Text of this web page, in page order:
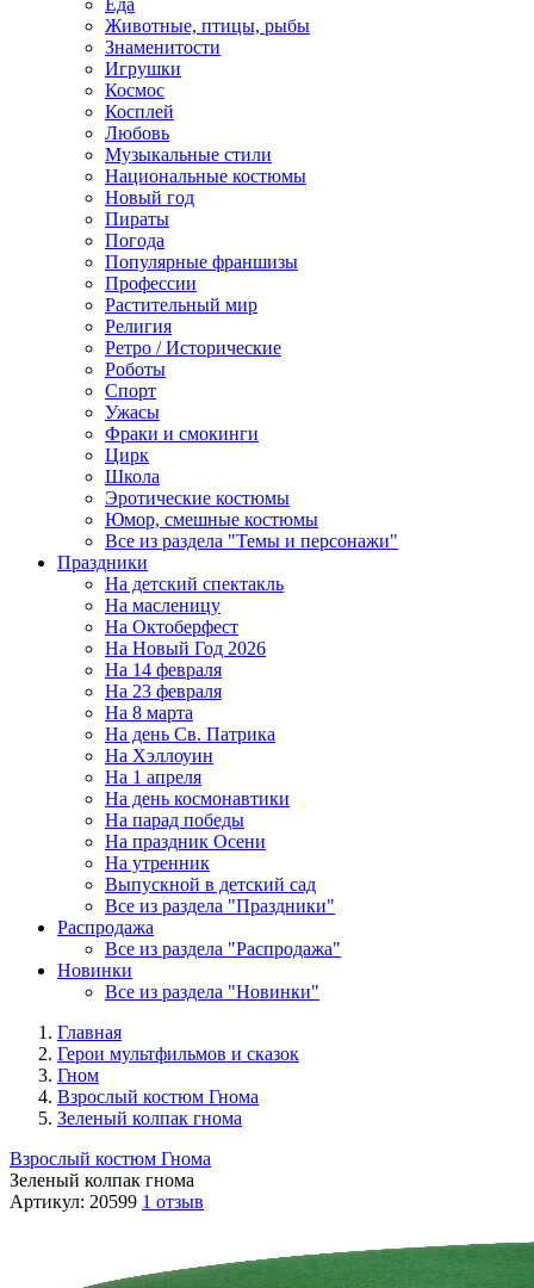
Еда
Животные, птицы, рыбы
Знаменитости
Игрушки
Космос
Косплей
Любовь
Музыкальные стили
Национальные костюмы
Новый год
Пираты
Погода
Популярные франшизы
Профессии
Растительный мир
Религия
Ретро / Исторические
Роботы
Спорт
Ужасы
Фраки и смокинги
Цирк
Школа
Эротические костюмы
Юмор, смешные костюмы
Все из раздела "Темы и персонажи"
Праздники
На детский спектакль
На масленицу
На Октоберфест
На Новый Год 2026
На 14 февраля
На 23 февраля
На 8 марта
На день Св. Патрика
На Хэллоуин
На 1 апреля
На день космонавтики
На парад победы
На праздник Осени
На утренник
Выпускной в детский сад
Все из раздела "Праздники"
Распродажа
Все из раздела "Распродажа"
Новинки
Все из раздела "Новинки"
Главная
Герои мультфильмов и сказок
Гном
Взрослый костюм Гнома
Зеленый колпак гнома
Взрослый костюм Гнома
Зеленый колпак гнома
Артикул: 20599 1 отзыв